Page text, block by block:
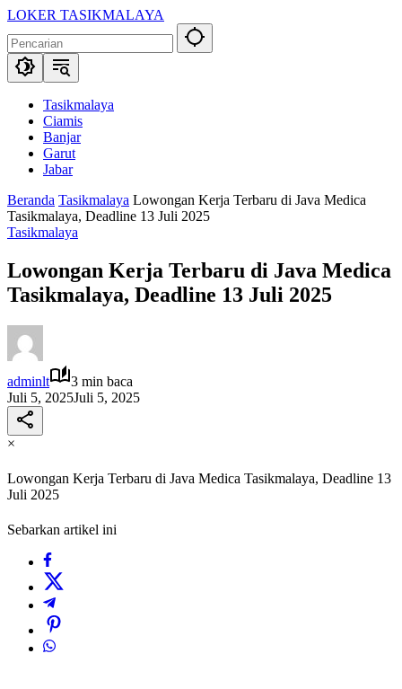
Langsung
konten
LOKER TASIKMALAYA
Lowongan
Kerja
Tasikmalaya
SekitarnaTasikmalaya
Ciamis
Banjar
Garut
Jabar
Beranda Tasikmalaya Lowongan Kerja Terbaru di Java Medica
Tasikmalaya, Deadline 13 Juli 2025
Tasikmalaya
Lowongan Kerja Terbaru di Java Medica
Tasikmalaya, Deadline 13 Juli 2025
adminlt
3 min baca
Juli 5, 2025Juli 5, 2025
×
Lowongan Kerja Terbaru di Java Medica Tasikmalaya, Deadline 13
Juli 2025
Sebarkan artikel ini